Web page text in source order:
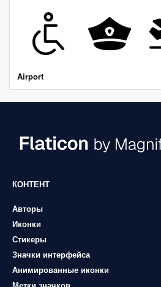
Airport
КОНТЕНТ
Авторы
Иконки
Стикеры
Значки интерфейса
Анимированные иконки